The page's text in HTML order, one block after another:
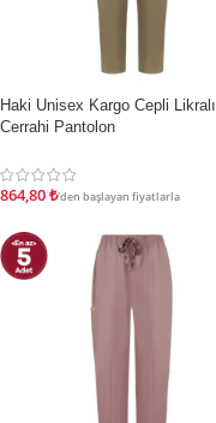
İNDIRIM
Haki Unisex Kargo Cepli Likralı
Cerrahi Pantolon
864,80₺'den başlayan fiyatlarla